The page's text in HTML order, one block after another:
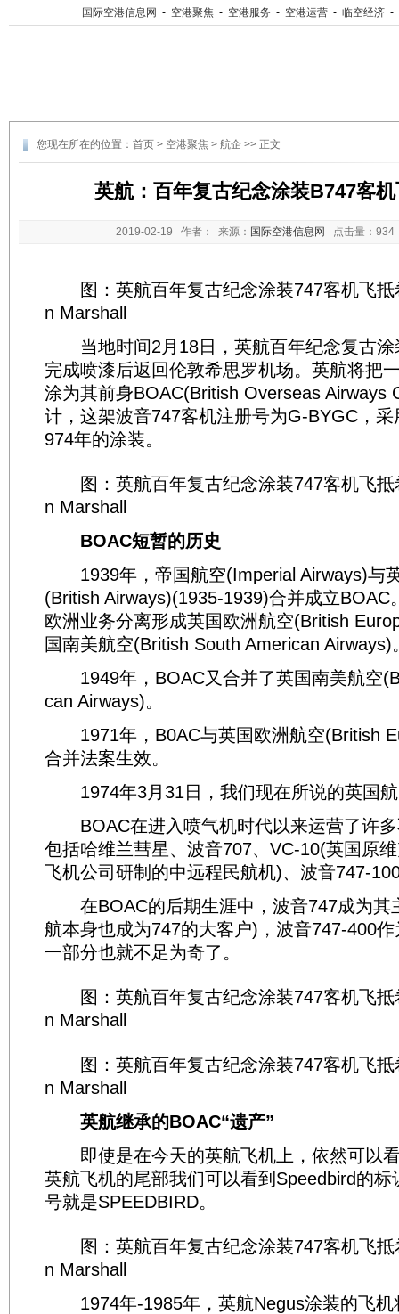
国际空港信息网 - 空港聚焦 - 空港服务 - 空港运营 - 临空经济 -
您现在所在的位置： 首页 > 空港聚焦 > 航企 >> 正文
英航：百年复古纪念涂装B747客
2019-02-19 作者： 来源： 国际空港信息网 点击量：
图：英航百年复古纪念涂装747客机飞抵
n Marshall
当地时间2月18日，英航百年纪念复古涂
完成喷漆后返回伦敦希思罗机场。英航将把
涂为其前身BOAC(British Overseas Airways
计，这架波音747客机注册号为G-BYGC，
974年的涂装。
图：英航百年复古纪念涂装747客机飞抵
n Marshall
BOAC短暂的历史
1939年，帝国航空(Imperial Airways)与
(British Airways)(1935-1939)合并成立BOAC
欧洲业务分离形成英国欧洲航空(British
国南美航空(British South American Airways)
1949年，BOAC又合并了英国南美航空
can Airways)。
1971年，B0AC与英国欧洲航空(British
合并法案生效。
1974年3月31日，我们现在所说的英国航
BOAC在进入喷气机时代以来运营了许多
包括哈维兰彗星、波音707、VC-10(英国原
飞机公司研制的中远程民航机)、波音747-
在BOAC的后期生涯中，波音747成为其
航本身也成为747的大客户)，波音747-400
一部分也就不足为奇了。
图：英航百年复古纪念涂装747客机飞抵
n Marshall
图：英航百年复古纪念涂装747客机飞抵
n Marshall
英航继承的BOAC“遗产”
即使是在今天的英航飞机上，依然可以
英航飞机的尾部我们可以看到Speedbird的标
号就是SPEEDBIRD。
图：英航百年复古纪念涂装747客机飞抵
n Marshall
1974年-1985年，英航Negus涂装的飞机